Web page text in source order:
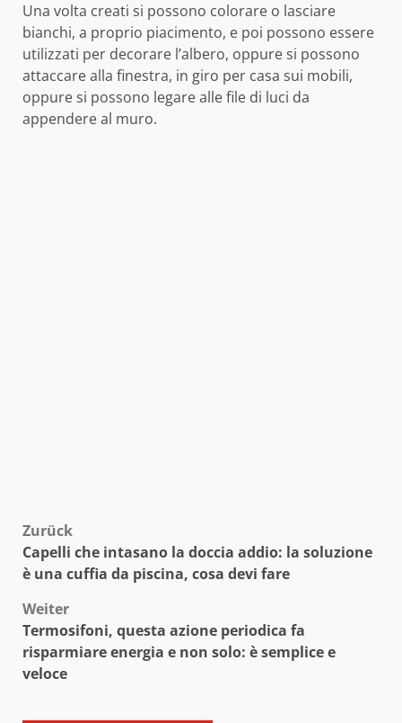
Una volta creati si possono colorare o lasciare
bianchi, a proprio piacimento, e poi possono essere
utilizzati per decorare l’albero, oppure si possono
attaccare alla finestra, in giro per casa sui mobili,
oppure si possono legare alle file di luci da
appendere al muro.
Beitragsnavigation
Zurück
Capelli che intasano la doccia addio: la soluzione
è una cuffia da piscina, cosa devi fare
Weiter
Termosifoni, questa azione periodica fa
risparmiare energia e non solo: è semplice e
veloce